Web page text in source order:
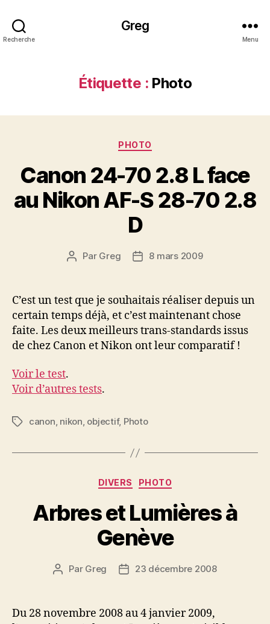
Recherche
Greg
Menu
Étiquette : Photo
Catégories
PHOTO
Canon 24-70 2.8 L face
au Nikon AF-S 28-70 2.8
D
Auteur
Par Greg
Date8 mars 2009
C’est un test que je souhaitais réaliser depuis un
certain temps déjà, et c’est maintenant chose
faite. Les deux meilleurs trans-standards issus
de chez Canon et Nikon ont leur comparatif !
Voir le test.
Voir d’autres tests.
Étiquettes
canon, nikon, objectif, Photo
Catégories
DIVERS PHOTO
Arbres et Lumières à
Genève
Auteur
Par Greg
Date23 décembre 2008
Du 28 novembre 2008 au 4 janvier 2009,